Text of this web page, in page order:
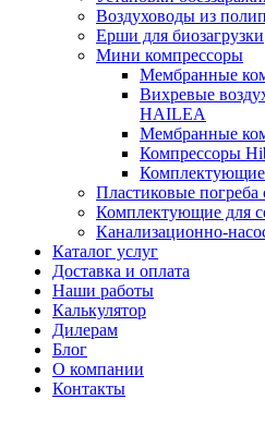
Воздуховоды из
Ерши для биозагрузки
Мини компрессоры
Мембранные
Вихревые
HAILEA
Мембранные
Компрессоры
Комплектующие
Пластиковые
Комплектующие для
Канализационно-
Каталог услуг
Доставка и оплата
Наши работы
Калькулятор
Дилерам
Блог
О компании
Контакты